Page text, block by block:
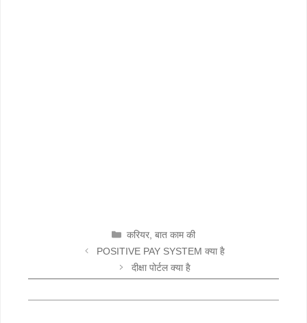
CATEGORIES
करियर, बात काम की
POSITIVE PAY SYSTEM क्या है
दीक्षा पोर्टल क्या है